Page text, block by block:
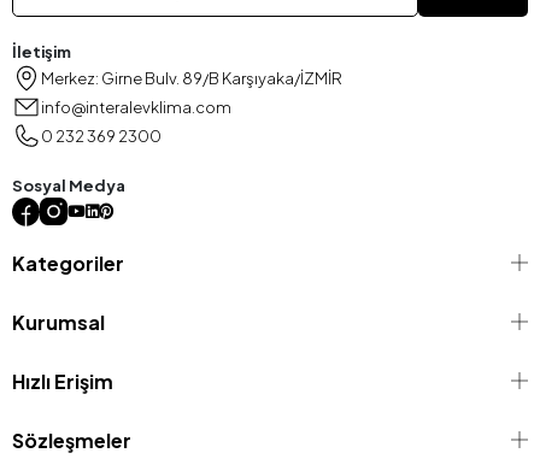
İletişim
Merkez: Girne Bulv. 89/B Karşıyaka/İZMİR
info@interalevklima.com
0 232 369 2300
Sosyal Medya
Kategoriler
Kurumsal
Hızlı Erişim
Sözleşmeler